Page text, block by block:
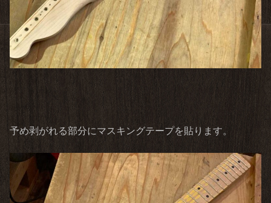
予め剥がれる部分にマスキングテープを貼ります。